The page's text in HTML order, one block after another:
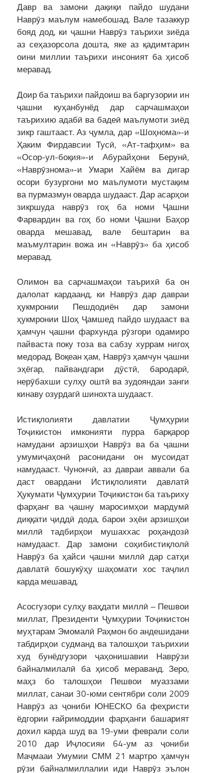
Давр ва замони дақиқи пайдо шудани
Наврӯз маълум намебошад. Вале тазаккур
бояд дод, ки ҷашни Наврӯз таърихи зиёда
аз сеҳазорсола дошта, яке аз қадимтарин
оини миллии таърихи инсоният ба ҳисоб
меравад.
Доир ба таърихи пайдоиш ва баргузории ин
ҷашни куҳанбунёд дар сарчашмаҳои
таърихию адабӣ ва бадеӣ маълумоти зиёд
зикр гаштааст. Аз ҷумла, дар «Шоҳнома»-и
Ҳаким Фирдавсии Тусӣ, «Ат-тафҳим» ва
«Осор-ул-боқия»-и Абурайҳони Берунӣ,
«Наврӯзнома»-и Умари Хайём ва дигар
осори бузургони мо маълумоти мустақим
ва пурмазмун оварда шудааст. Дар асарҳои
зикршуда наврӯз гоҳ ба номи Ҷашни
Фарвардин ва гоҳ бо номи Ҷашни Баҳор
оварда мешавад, вале бештарин ва
маъмултарин вожа ин «Наврӯз» ба ҳисоб
меравад.
Олимон ва сарчашмаҳои таърихӣ ба он
далолат кардаанд, ки Наврӯз дар давраи
ҳукмронии Пешдодиён дар замони
ҳукмронии Шоҳ Ҷамшед пайдо шудааст ва
ҳамчун ҷашни фархунда рӯзгори одамиро
пайваста поку тоза ва сабзу хуррам нигоҳ
медорад. Воқеан ҳам, Наврӯз ҳамчун ҷашни
эҳёгар, пайвандгари дӯстӣ, бародарӣ,
нерӯбахши сулҳу оштӣ ва зудояндаи занги
кинаву озурдагӣ шинохта шудааст.
Истиқлолияти давлатии Ҷумҳурии
Тоҷикистон имконияти пурра барқарор
намудани арзишҳои Наврӯз ва ба ҷашни
умумиҷаҳонӣ расонидани он мусоидат
намудааст. Чунончӣ, аз давраи аввали ба
даст овардани Истиқлолияти давлатӣ
Ҳукумати Ҷумҳурии Тоҷикистон ба таъриху
фарҳанг ва ҷашну маросимҳои мардумӣ
диққати ҷиддӣ дода, барои эҳёи арзишҳои
миллӣ тадбирҳои мушаххас роҳандозӣ
намудааст. Дар замони соҳибистиқлолӣ
Наврӯз ба ҳайси ҷашни миллӣ дар сатҳи
давлатӣ бошукӯҳу шаҳомати хос таҷлил
карда мешавад.
Асосгузори сулҳу ваҳдати миллӣ – Пешвои
миллат, Президенти Ҷумҳурии Тоҷикистон
муҳтарам Эмомалӣ Раҳмон бо андешидани
табдирҳои судманд ва талошҳои таърихии
худ бунёдгузори ҷаҳонишавии Наврӯзи
байналмилалӣ ба ҳисоб мераванд. Зеро,
маҳз бо талошҳои Пешвои муаззами
миллат, санаи 30-юми сентябри соли 2009
Наврӯз аз ҷониби ЮНЕСКО ба феҳристи
ёдгории ғайримоддии фарҳанги башарият
дохил карда шуд ва 19-уми феврали соли
2010 дар Иҷлосияи 64-ум аз ҷониби
Маҷмааи Умумии СММ 21 мартро ҳамчун
рӯзи байналмиллалии иди Наврӯз эълон